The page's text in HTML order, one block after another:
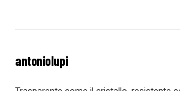
antoniolupi